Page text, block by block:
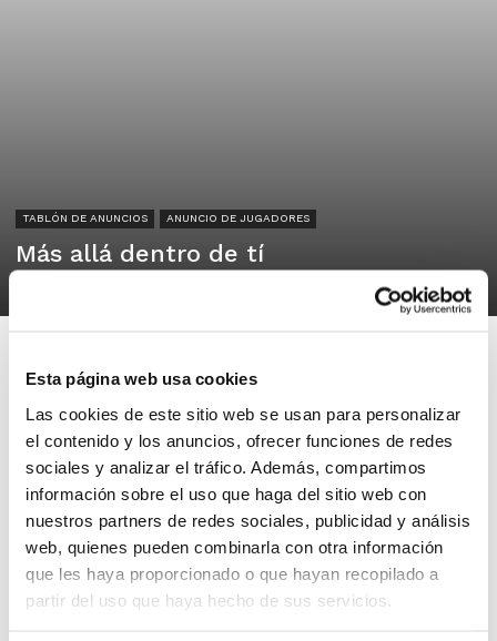
Esta página web usa cookies
Las cookies de este sitio web se usan para personalizar
el contenido y los anuncios, ofrecer funciones de redes
sociales y analizar el tráfico. Además, compartimos
información sobre el uso que haga del sitio web con
nuestros partners de redes sociales, publicidad y análisis
web, quienes pueden combinarla con otra información
que les haya proporcionado o que hayan recopilado a
partir del uso que haya hecho de sus servicios.
TABLÓN DE ANUNCIOS ANUNCIO DE JUGADORES
Más allá dentro de tí
raphtubio@hotmail.com
Soy Hipnocoach y regalo una
meditación guiada para jugadores y
jugadoras de baloncesto totalmente
gratis . Ponle fin de tus bloqueos